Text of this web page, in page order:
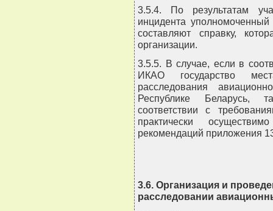
3.5.4. По результатам
инцидента уполномоченный
составляют справку,
организации.
3.5.5. В случае, если в
ИКАО государство
расследования
Республике Беларусь,
соответствии с
практически
рекомендаций приложения
3.6. Организация и
расследовании